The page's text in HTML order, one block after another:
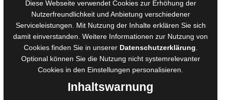
Online-Artikel
Manuskripte einreichen
Ausschreibungen
Belegexemplare
Eigenbedarfsexemplare
Diese Webseite verwendet Cookies zur Erhöhung der
Nutzerfreundlichkeit und Anbietung verschiedener
Serviceleistungen. Mit Nutzung der Inhalte erklären Sie sich
damit einverstanden. Weitere Informationen zur Nutzung von
Cookies finden Sie in unserer Datenschutzerklärung
Optional können Sie die Nutzung nicht systemrelevanter
Cookies in den Einstellungen personalisieren.
Inhaltswarnung